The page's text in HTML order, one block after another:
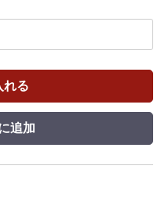
れる
追加